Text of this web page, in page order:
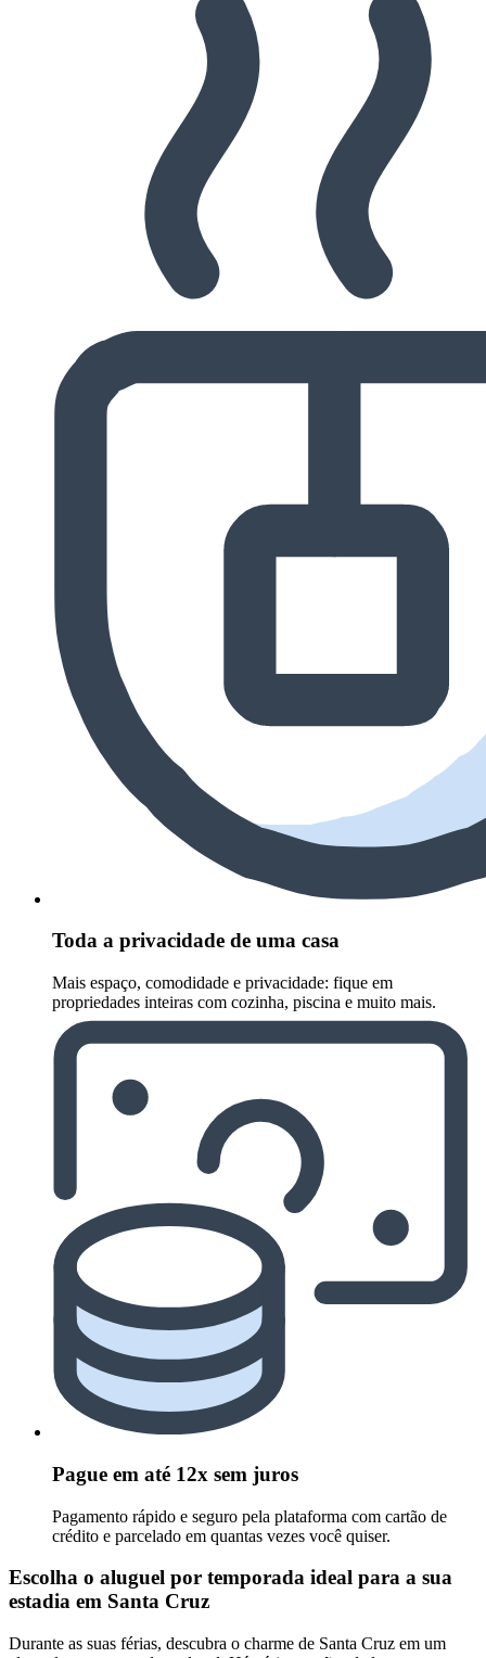
Toda a privacidade de uma casa
Mais espaço, comodidade e privacidade: fique em
propriedades inteiras com cozinha, piscina e muito mais.
Pague em até 12x sem juros
Pagamento rápido e seguro pela plataforma com cartão de
crédito e parcelado em quantas vezes você quiser.
Escolha o aluguel por temporada ideal para a sua
estadia em Santa Cruz
Durante as suas férias, descubra o charme de Santa Cruz em um